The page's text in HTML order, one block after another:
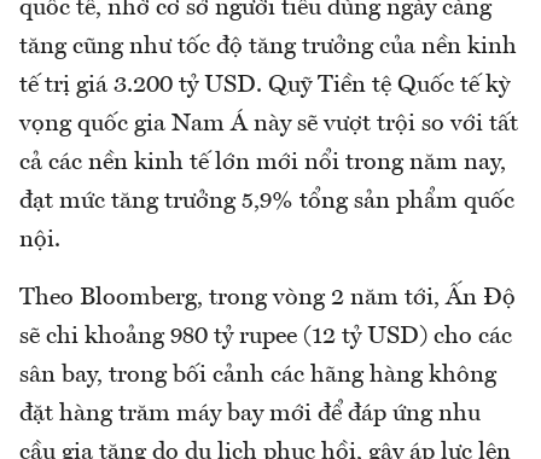
quốc tế, nhờ cơ sở người tiêu dùng ngày càng
tăng cũng như tốc độ tăng trưởng của nền kinh
tế trị giá 3.200 tỷ USD. Quỹ Tiền tệ Quốc tế kỳ
vọng quốc gia Nam Á này sẽ vượt trội so với tất
cả các nền kinh tế lớn mới nổi trong năm nay,
đạt mức tăng trưởng 5,9% tổng sản phẩm quốc
nội.
Theo Bloomberg, trong vòng 2 năm tới, Ấn Độ
sẽ chi khoảng 980 tỷ rupee (12 tỷ USD) cho các
sân bay, trong bối cảnh các hãng hàng không
đặt hàng trăm máy bay mới để đáp ứng nhu
cầu gia tăng do du lịch phục hồi, gây áp lực lên